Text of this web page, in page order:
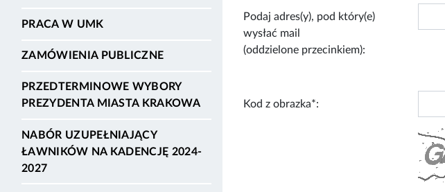
PRACA W UMK
ZAMÓWIENIA PUBLICZNE
PRZEDTERMINOWE WYBORY
PREZYDENTA MIASTA KRAKOWA
NABÓR UZUPEŁNIAJĄCY
ŁAWNIKÓW NA KADENCJĘ 2024-
2027
Podaj adres(y), pod który(e)
wysłać mail
(oddzielone przecinkiem):
Kod z obrazka*: